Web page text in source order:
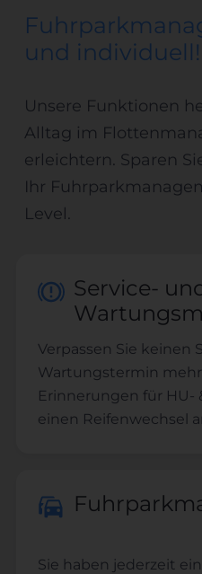
und individuell!
Unsere Funktionen
Alltag im
erleichtern. Sparen
Ihr
Level.
Service-
Verpassen Sie keinen
Wartungstermin mehr.
Erinnerungen für HU-
einen Reifenwechsel
Sie haben jederzeit